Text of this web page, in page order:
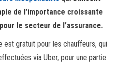
o
n
de l’importance croissante
le secteur de l’assurance.
est gratuit pour les chauffeurs, qui
via Uber, pour une partie